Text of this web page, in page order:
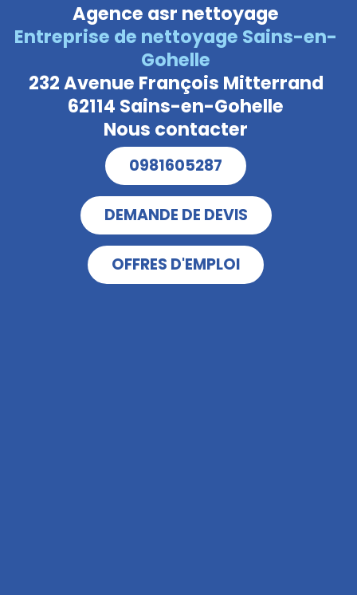
Agence asr nettoyage
Entreprise de nettoyage Sains-en-
Gohelle
232 Avenue François Mitterrand
62114 Sains-en-Gohelle
Nous contacter
0981605287
DEMANDE DE DEVIS
OFFRES D'EMPLOI